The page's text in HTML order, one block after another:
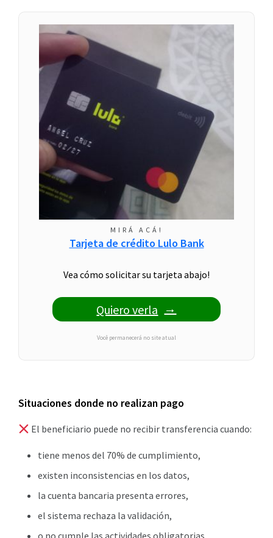
MIRÁ ACÁ!
Tarjeta de crédito Lulo Bank
Vea cómo solicitar su tarjeta abajo!
Quiero verla
Você permanecerá no site atual
Situaciones donde no realizan pago
El beneficiario puede no recibir transferencia cuando:
tiene menos del 70% de cumplimiento,
existen inconsistencias en los datos,
la cuenta bancaria presenta errores,
el sistema rechaza la validación,
o no cumple las actividades obligatorias.